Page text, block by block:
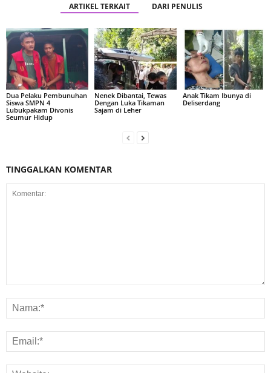
ARTIKEL TERKAIT DARI PENULIS
Dua Pelaku Pembunuhan
Siswa SMPN 4
Lubukpakam Divonis
Seumur Hidup
Nenek Dibantai, Tewas
Dengan Luka Tikaman
Sajam di Leher
Anak Tikam Ibunya di
Deliserdang
TINGGALKAN KOMENTAR